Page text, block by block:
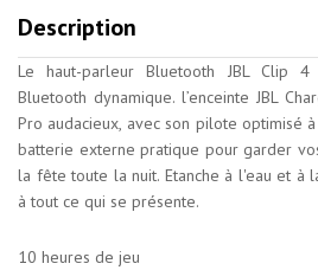
Description
Le haut-parleur Bluetooth JBL Clip
Bluetooth dynamique. l’enceinte JBL
Pro audacieux, avec son pilote optimisé
batterie externe pratique pour garder
la fête toute la nuit. Etanche à l'eau et à
à tout ce qui se présente.
10 heures de jeu